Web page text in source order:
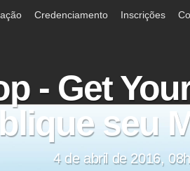
Credenciamento Inscrições
- Get
seu
4 de abril de 2016,